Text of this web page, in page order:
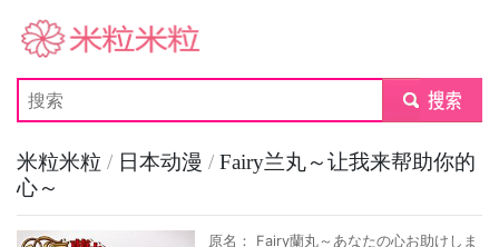
米粒米粒
submit
米粒米粒 / 日本动漫 / Fairy兰丸～让我来帮助你的
心～
原名： Fairy蘭丸～あなたの心お助けしま